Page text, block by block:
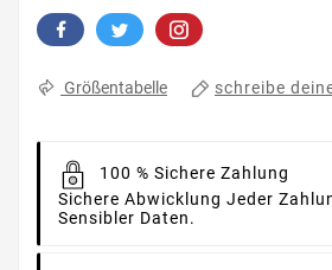
Größentabelle schreibe
100 % Sichere Zahlung
Sichere Abwicklung Jeder
Sensibler Daten.